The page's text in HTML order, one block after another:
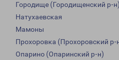
Городище (Городищенский р-н)
Натухаевская
Мамоны
Прохоровка (Прохоровский р-
Опарино (Опаринский р-н)